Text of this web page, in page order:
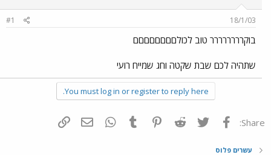
ש
א
ר
18/1/03
#1
בוקרררררררר טוב לכולםםםםםםםם
שתהיה לכם שבת שקטה וחג שמייח רועי
You must log in or register to reply here.
Share: פייסבוק Twitter
Reddit
Pinterest
Tumblr
WhatsAppדואר אלקטרוני
עשרים פלוס